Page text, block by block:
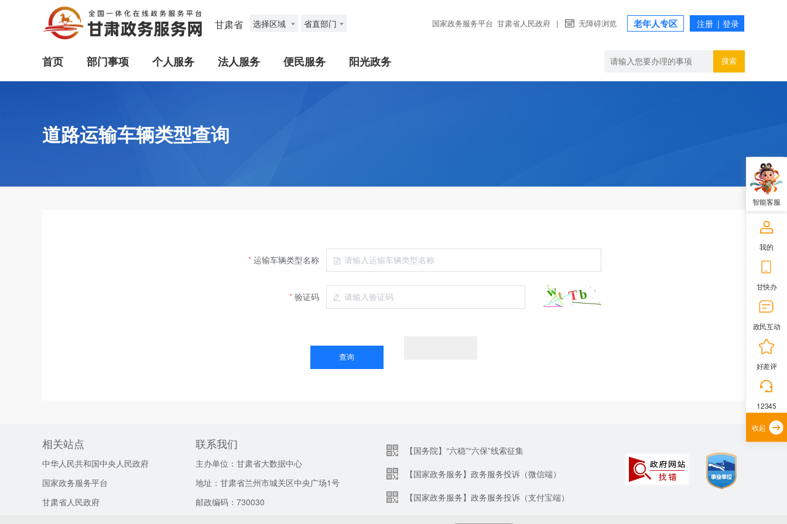
甘肃省 选择区域 省直部门 国家政务服务平台 甘肃省人民政府 | 无障碍浏览 老年人专区
首页 部门事项 个人服务 法人服务 便民服务 阳光政务 搜索
道路运输车辆类型查询
运输车辆类型名称
验证码
相关站点
中华人民共和国中央人民政府
国家政务服务平台
甘肃省人民政府
联系我们
主办单位：甘肃省大数据中心
地址：甘肃省兰州市城关区中央广场1号
邮政编码：730030
【国务院】“六稳”“六保”线索征集
【国家政务服务】政务服务投诉（微信端）
【国家政务服务】政务服务投诉（支付宝端）
智能客服
我的
甘快办
政民互动
好差评
12345
收起